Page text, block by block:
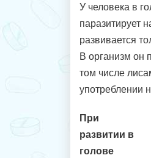
У человека в
паразитирует
развивается
В организм он
том числе
употреблении
При
развитии в
голове